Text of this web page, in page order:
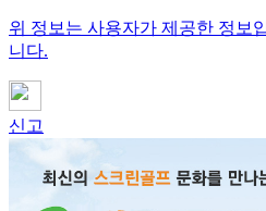
위 정보는 사용자가 제공한 정보
니다.
신고